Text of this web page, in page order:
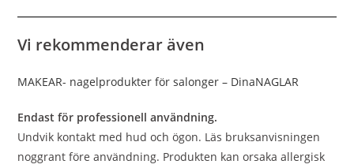
Vi rekommenderar även
MAKEAR- nagelprodukter för salonger – DinaNAGLAR
Endast för professionell användning.
Undvik kontakt med hud och ögon. Läs bruksanvisningen
noggrant före användning. Produkten kan orsaka allergisk